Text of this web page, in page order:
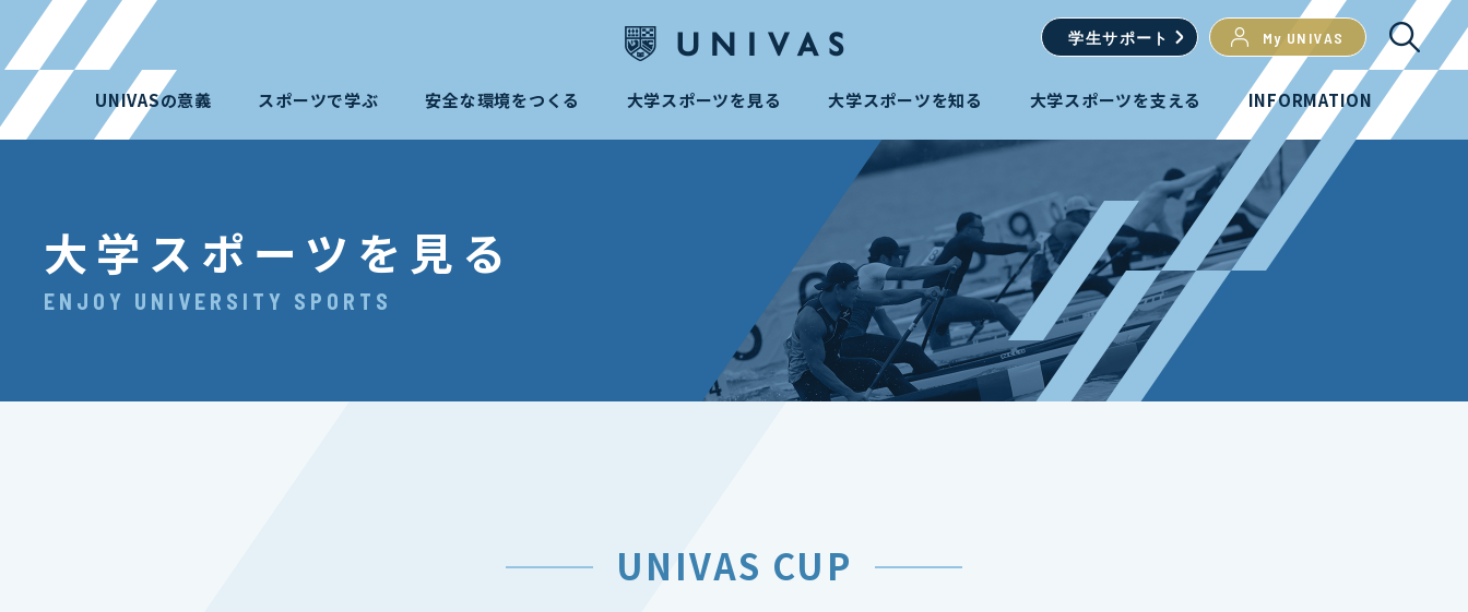
学生サポート My UNIVAS
UNIVASの意義 スポーツで学ぶ 安全な環境をつくる 大学スポーツを見る 大学スポーツを知る 大学スポーツを支える INFORMATION
大学スポーツを見る
ENJOY UNIVERSITY SPORTS
UNIVAS CUP